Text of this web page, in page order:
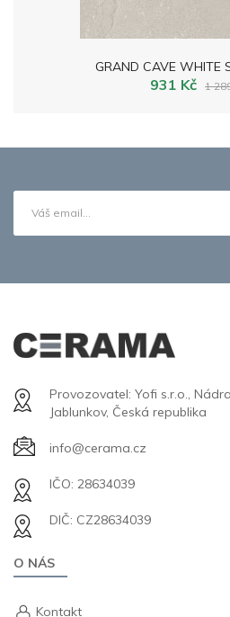
GRAND CAVE WHITE
931 Kč 1
Provozovatel: Yofi s.r.o.,
Jablunkov, Česká republika
info@cerama.cz
IČO: 28634039
DIČ: CZ28634039
O NÁS
Kontakt